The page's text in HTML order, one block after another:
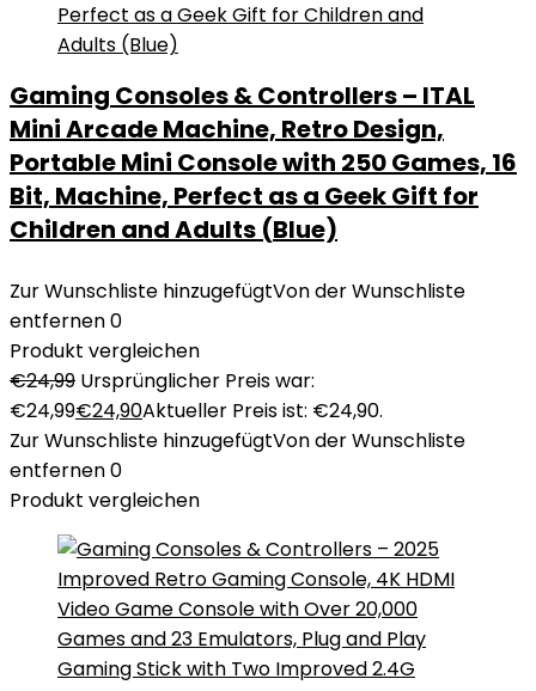
Gaming Consoles & Controllers – ITAL
Mini Arcade Machine, Retro Design,
Portable Mini Console with 250 Games, 16
Bit, Machine, Perfect as a Geek Gift for
Children and Adults (Blue)
Zur Wunschliste hinzugefügtVon der Wunschliste
entfernen0
Produkt vergleichen
€24,99 Ursprünglicher Preis war:
€24,99€24,90Aktueller Preis ist: €24,90.
Zur Wunschliste hinzugefügtVon der Wunschliste
entfernen0
Produkt vergleichen